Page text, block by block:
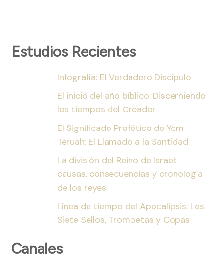
Estudios Recientes
Infografía: El Verdadero Discípulo
El inicio del año bíblico: Discerniendo
los tiempos del Creador
El Significado Profético de Yom
Teruah: El Llamado a la Santidad
La división del Reino de Israel:
causas, consecuencias y cronología
de los reyes
Línea de tiempo del Apocalipsis: Los
Siete Sellos, Trompetas y Copas
Canales